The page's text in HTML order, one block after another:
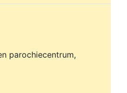
parochiecentrum,